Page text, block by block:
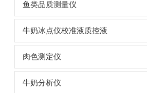
鱼类品质测量仪
牛奶冰点仪校准液质控液
肉色测定仪
牛奶分析仪